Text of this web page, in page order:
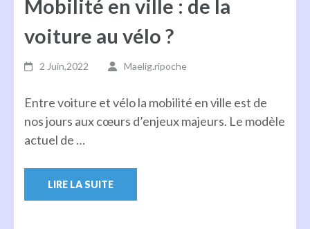
Mobilité en ville : de la
voiture au vélo ?
2 Juin,2022 Maelig.ripoche
Entre voiture et vélo la mobilité en ville est de
nos jours aux cœurs d’enjeux majeurs. Le modèle
actuel de …
LIRE LA SUITE